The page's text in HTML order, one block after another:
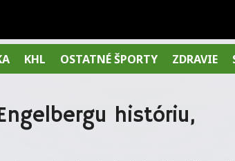
KHL OSTATNÉ ŠPORTY ZDRAVIE
históriu,